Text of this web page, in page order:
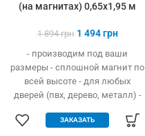
(на магнитах) 0,65х1,95 м
1 894грн 1 494грн
- производим под ваши
размеры - сплошной магнит по
всей высоте - для любых
дверей (пвх, дерево, металл) -
инструмента - защита от
ЗАКАЗАТЬ